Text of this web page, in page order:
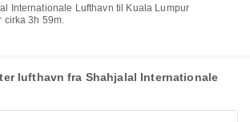
cirka 3h 59m.
lufthavn fra Shahjalal Internationale